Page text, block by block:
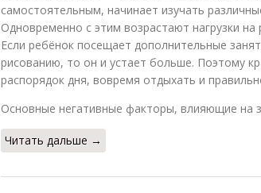
самостоятельным, начинает изучать
Одновременно с этим возрастают нагрузки
Если ребёнок посещает дополнительные
рисованию, то он и устает больше. Поэтому
распорядок дня, вовремя отдыхать и
Основные негативные факторы, влияющие на
Читать дальше →